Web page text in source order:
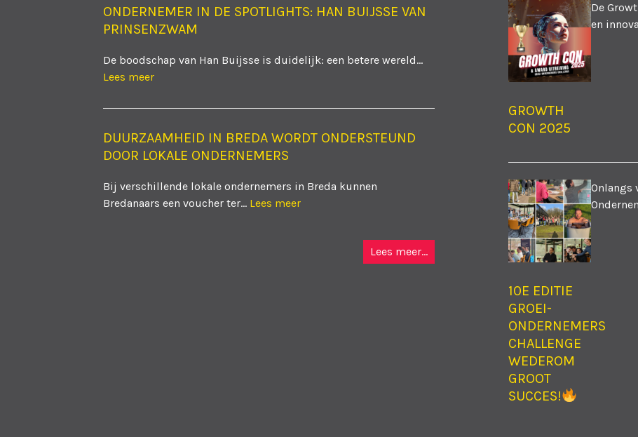
ONDERNEMER IN DE SPOTLIGHTS: HAN BUIJSSE VAN
PRINSENZWAM
De boodschap van Han Buijsse is duidelijk: een betere wereld...
Lees meer
DUURZAAMHEID IN BREDA WORDT ONDERSTEUND
DOOR LOKALE ONDERNEMERS
Bij verschillende lokale ondernemers in Breda kunnen
Bredanaars een voucher ter... Lees meer
Lees meer...
GROWTH
CON 2025
De
en
10E EDITIE
GROEI-
ONDERNEMERS
CHALLENGE
WEDEROM
GROOT
SUCCES!
Onlangs